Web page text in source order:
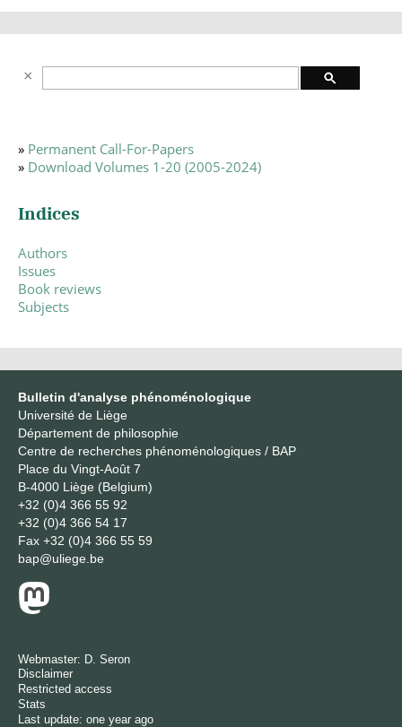
» Permanent Call-For-Papers
» Download Volumes 1-20 (2005-2024)
Indices
Authors
Issues
Book reviews
Subjects
Bulletin d'analyse phénoménologique
Université de Liège
Département de philosophie
Centre de recherches phénoménologiques / BAP
Place du Vingt-Août 7
B-4000 Liège (Belgium)
+32 (0)4 366 55 92
+32 (0)4 366 54 17
Fax +32 (0)4 366 55 59
bap@uliege.be
Webmaster: D. Seron
Disclaimer
Restricted access
Stats
Last update: one year ago